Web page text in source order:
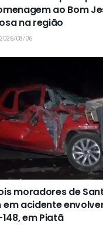
ao Bom
na região
2026/08/06
moradores de
em acidente
em Piatã